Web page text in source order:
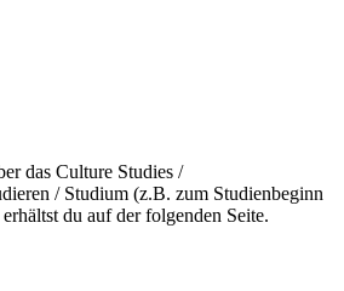
das Culture Studies /
/ Studium (z.B. zum Studienbeginn
du auf der folgenden Seite.